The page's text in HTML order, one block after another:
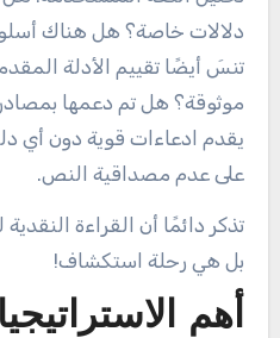
دلالات خاصة؟ هل هناك
تنسَ أيضًا تقييم الأدلة
موثوقة؟ هل تم دعمها
يقدم ادعاءات قوية دون أي
على عدم مصداقية النص.
تذكر دائمًا أن القراءة
بل هي رحلة استكشاف!
أهم